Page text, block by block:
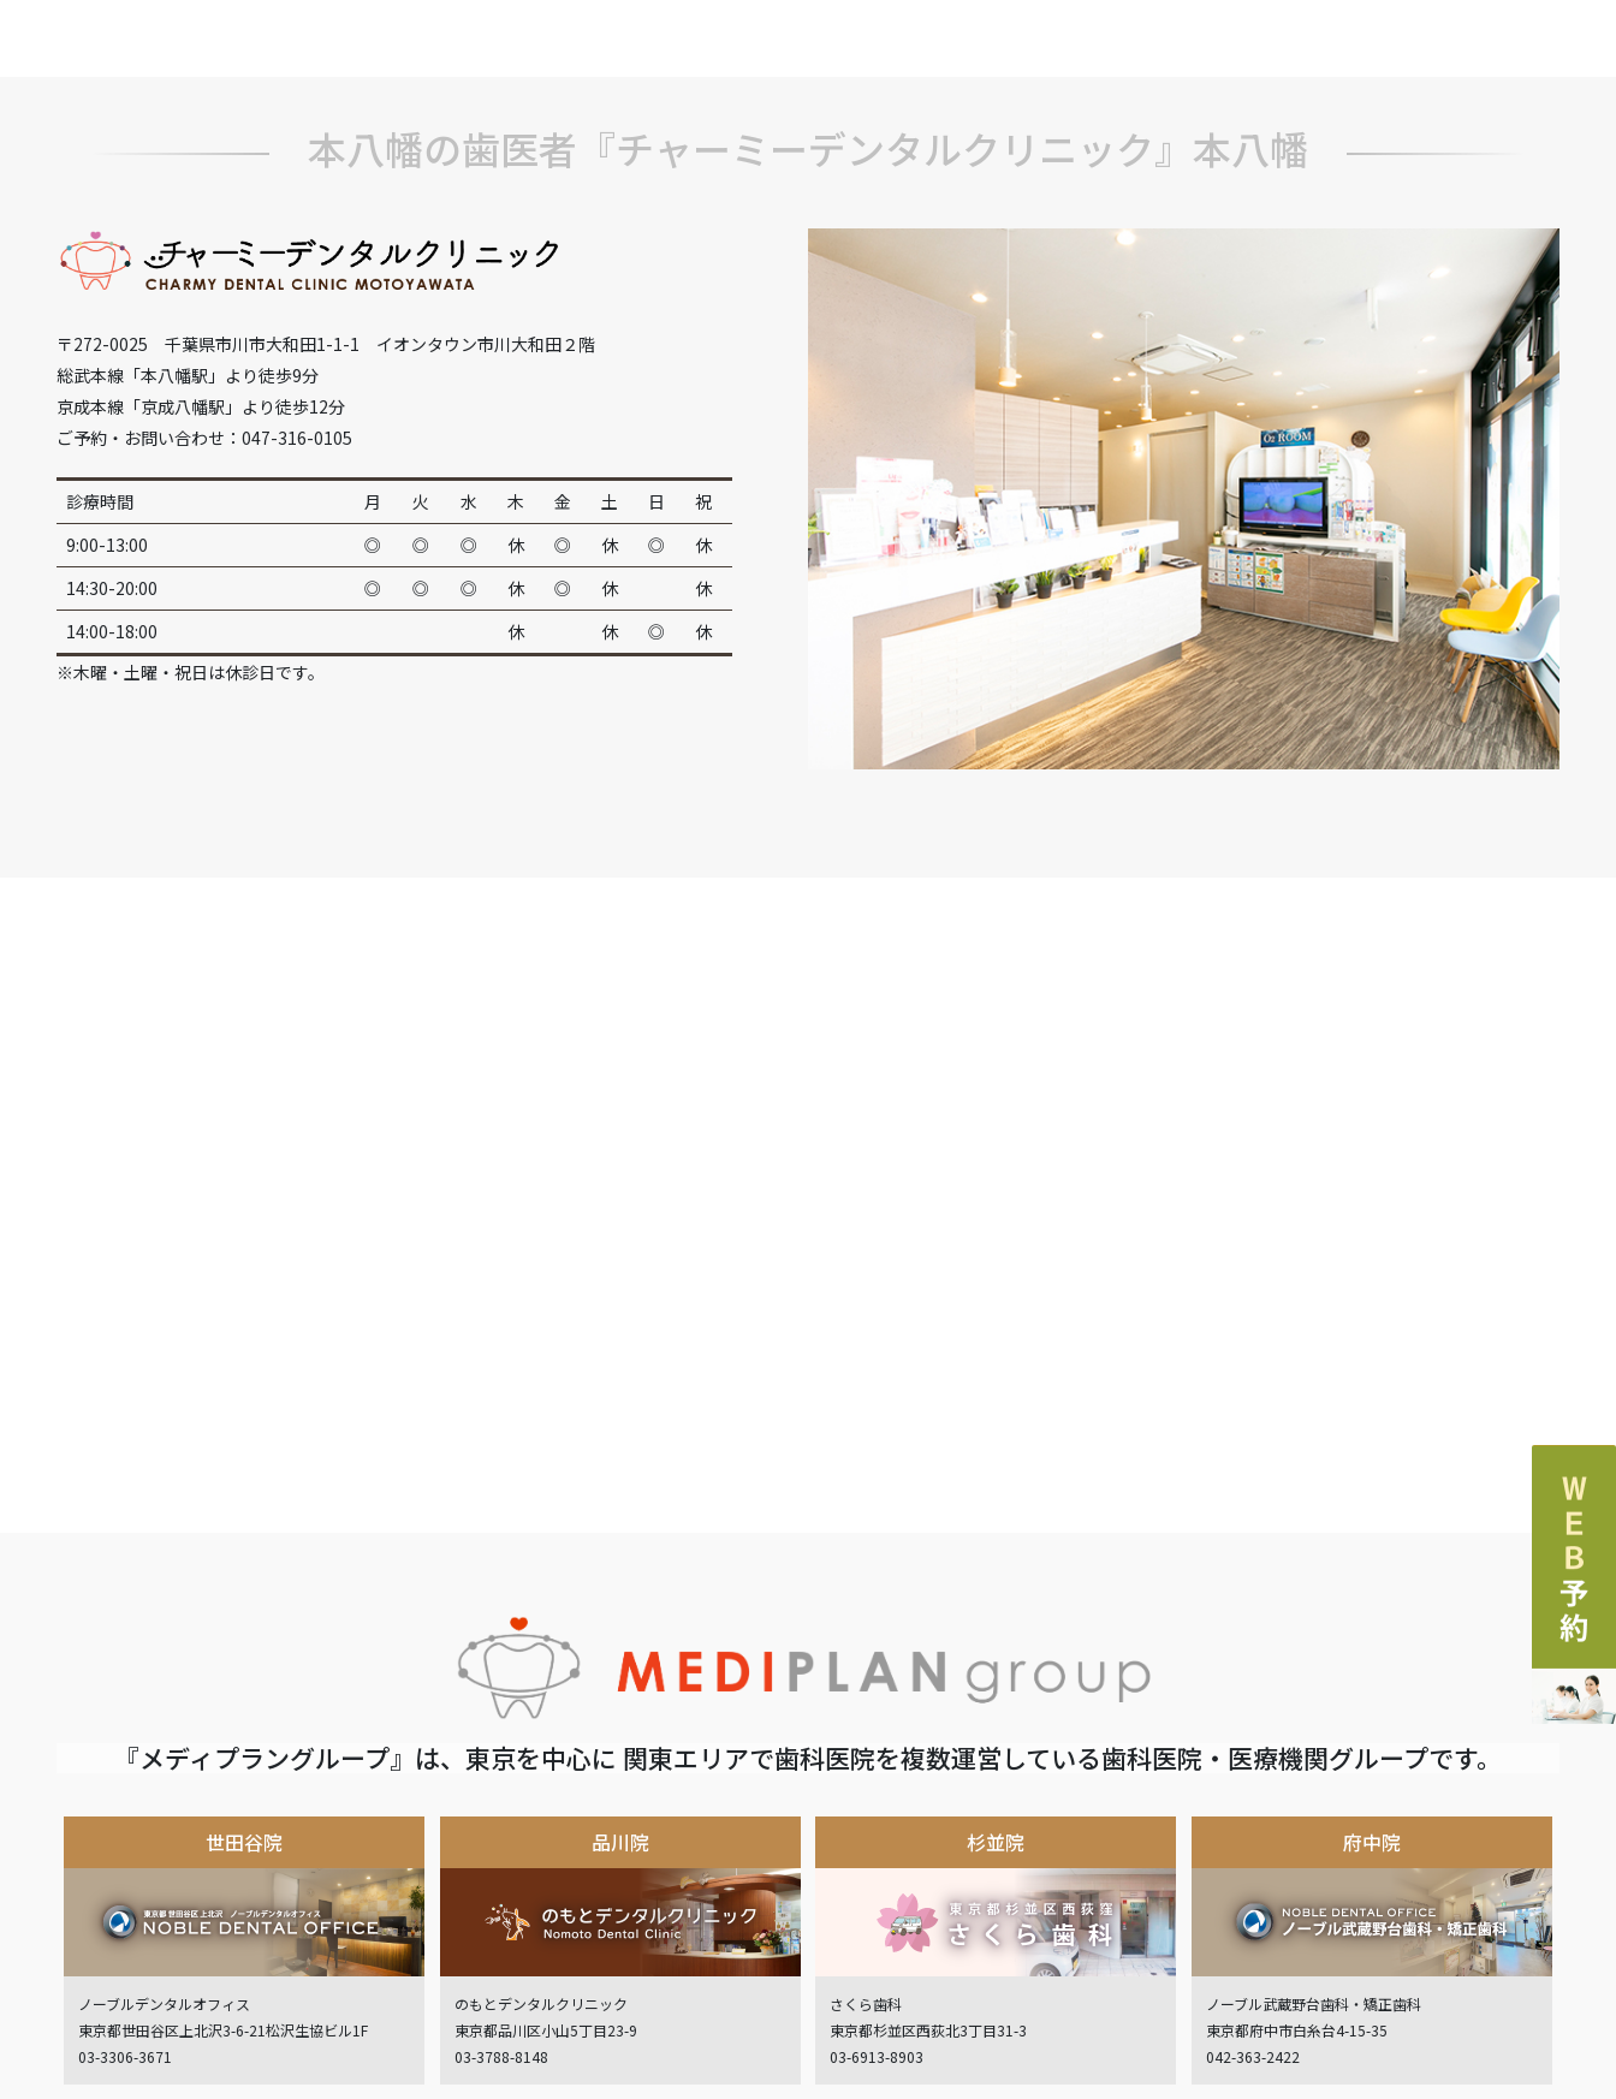
本八幡の歯医者『チャーミーデンタルクリニック』本八幡
〒272-0025 千葉県市川市大和田1-1-1 イオンタウン市川大和田２階
総武本線「本八幡駅」より徒歩9分
京成本線「京成八幡駅」より徒歩12分
ご予約・お問い合わせ：047-316-0105
診療時間 月 火 水 木 金 土 日
祝
9:00-13:00
◎ ◎ ◎ 休 ◎ 休 ◎
休
14:30-20:00
◎ ◎ ◎ 休 ◎ 休
休
14:00-18:00
休 休 ◎
休
※木曜・土曜・祝日は休診日です。
『メディプラングループ』は、東京を中心に 関東エリアで歯科医院を複数運営している歯科医院・医療機関グループです。
世田谷院
ノーブルデンタルオフィス
東京都世田谷区上北沢3-6-21松沢生協ビル1F
03-3306-3671
品川院
のもとデンタルクリニック
東京都品川区小山5丁目23-9
03-3788-8148
杉並院
さくら歯科
東京都杉並区西荻北3丁目31-3
03-6913-8903
府中院
ノーブル武蔵野台歯科・矯正歯科
東京都府中市白糸台4-15-35
042-363-2422